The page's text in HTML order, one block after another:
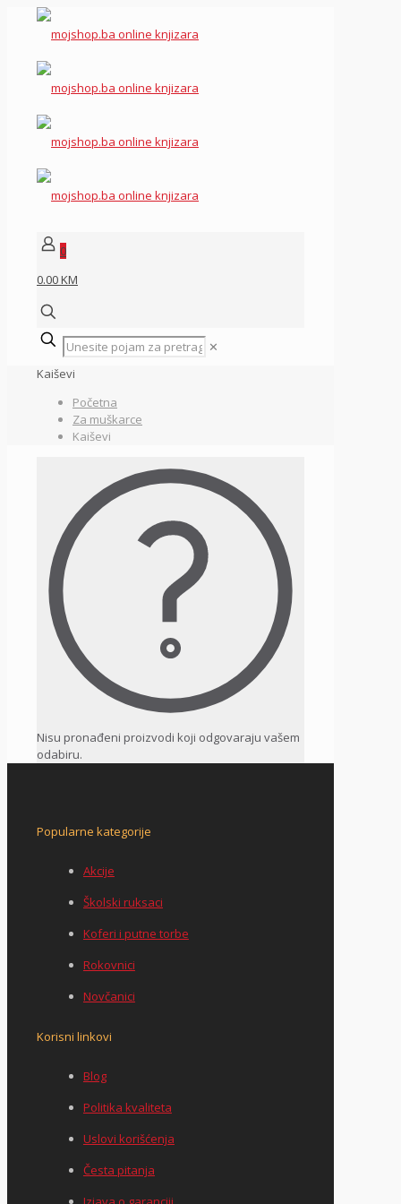
0
0.00 KM
✕
Kaiševi
Početna
Za muškarce
Kaiševi
Nisu pronađeni proizvodi koji odgovaraju vašem
odabiru.
Popularne kategorije
Akcije
Školski ruksaci
Koferi i putne torbe
Rokovnici
Novčanici
Korisni linkovi
Blog
Politika kvaliteta
Uslovi korišćenja
Česta pitanja